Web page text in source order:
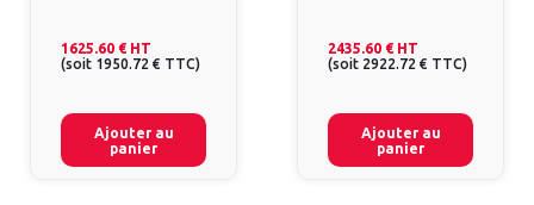
1625.60 € HT
(soit 1950.72 € TTC)
Ajouter au
panier
2435.60 € HT
(soit 2922.72 € TTC)
Ajouter au
panier